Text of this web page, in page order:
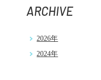
ARCHIVE
2026年
2024年